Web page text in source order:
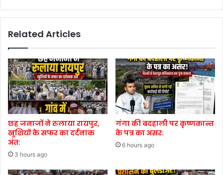
Related Articles
छह जनाजों ने रुलाया रायपुर,
खुशियों के सफर का दर्दनाक
अंत:
3 hours ago
गंगा की बदहाली पर कृष्णकान्त
के पत्र का असर:
6 hours ago